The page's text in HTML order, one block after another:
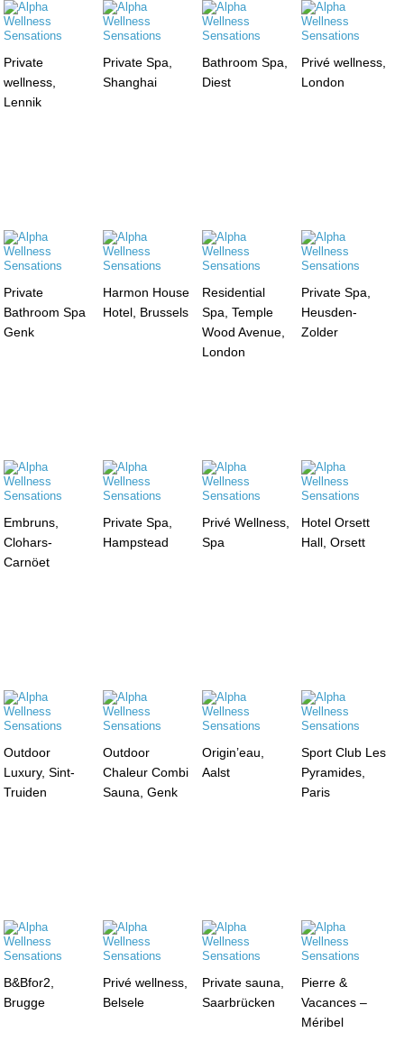
Private
wellness,
Lennik
Private Spa,
Shanghai
Bathroom Spa,
Diest
Privé wellness,
London
Private
Bathroom Spa
Genk
Harmon House
Hotel, Brussels
Residential
Spa, Temple
Wood Avenue,
London
Private Spa,
Heusden-
Zolder
Embruns,
Clohars-
Carnöet
Private Spa,
Hampstead
Privé Wellness,
Spa
Hotel Orsett
Hall, Orsett
Outdoor
Luxury, Sint-
Truiden
Outdoor
Chaleur Combi
Sauna, Genk
Origin’eau,
Aalst
Sport Club Les
Pyramides,
Paris
B&Bfor2,
Brugge
Privé wellness,
Belsele
Private sauna,
Saarbrücken
Pierre &
Vacances –
Méribel